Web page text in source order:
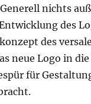
nichts
des
des
neue Logo in
für